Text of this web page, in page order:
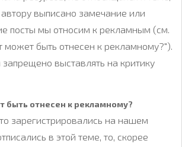
выписано замечание или
посты мы относим к рекламным (см.
может быть отнесен к рекламному?").
запрещено выставлять на критику
быть отнесен к рекламному?
зарегистрировались на нашем
в этой теме, то, скорее